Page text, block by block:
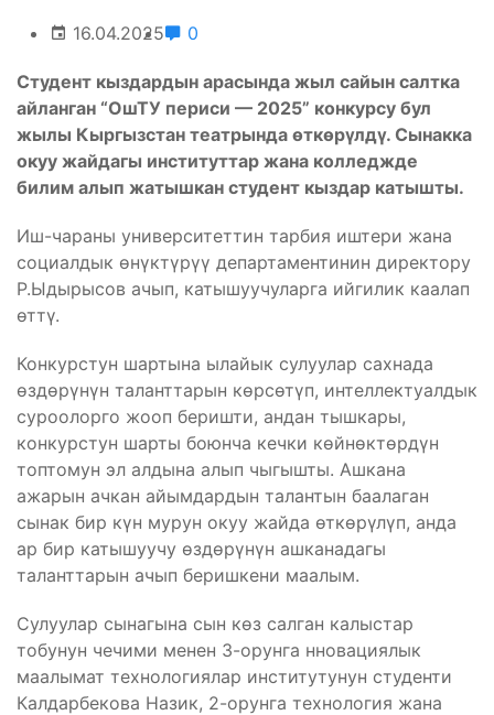
16.04.2025 0
Студент кыздардын арасында жыл сайын салтка
айланган “ОшТУ периси — 2025” конкурсу бул
жылы Кыргызстан театрында өткөрүлдү. Сынакка
окуу жайдагы институттар жана колледжде
билим алып жатышкан студент кыздар катышты.
Иш-чараны университеттин тарбия иштери жана
социалдык өнүктүрүү департаментинин директору
Р.Ыдырысов ачып, катышуучуларга ийгилик каалап
өттү.
Конкурстун шартына ылайык сулуулар сахнада
өздөрүнүн таланттарын көрсөтүп, интеллектуалдык
суроолорго жооп беришти, андан тышкары,
конкурстун шарты боюнча кечки көйнөктөрдүн
топтомун эл алдына алып чыгышты. Ашкана
ажарын ачкан айымдардын талантын баалаган
сынак бир күн мурун окуу жайда өткөрүлүп, анда
ар бир катышуучу өздөрүнүн ашканадагы
таланттарын ачып беришкени маалым.
Сулуулар сынагына сын көз салган калыстар
тобунун чечими менен 3-орунга нновациялык
маалымат технологиялар институтунун студенти
Калдарбекова Назик, 2-орунга технология жана